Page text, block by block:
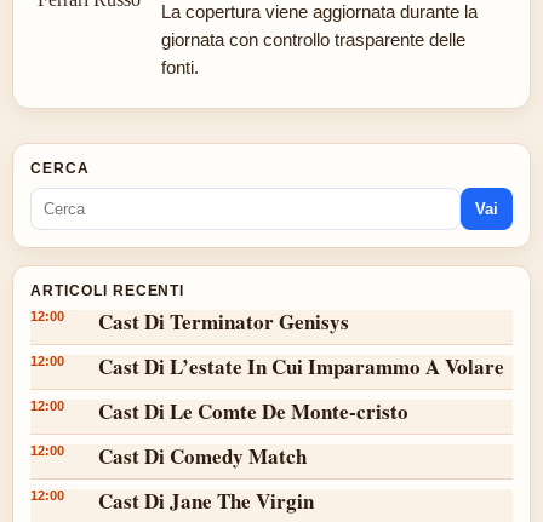
La copertura viene aggiornata durante la
giornata con controllo trasparente delle
fonti.
CERCA
Vai
ARTICOLI RECENTI
12:00 Cast Di Terminator Genisys
12:00 Cast Di L’estate In Cui Imparammo A Volare
12:00 Cast Di Le Comte De Monte-cristo
12:00 Cast Di Comedy Match
12:00 Cast Di Jane The Virgin